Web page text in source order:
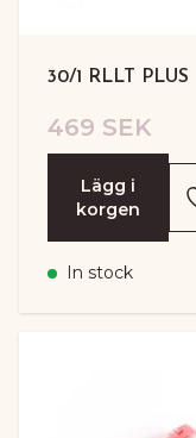
30/1 RLLT PLUS
469 SEK
Lägg i
korgen
In stock